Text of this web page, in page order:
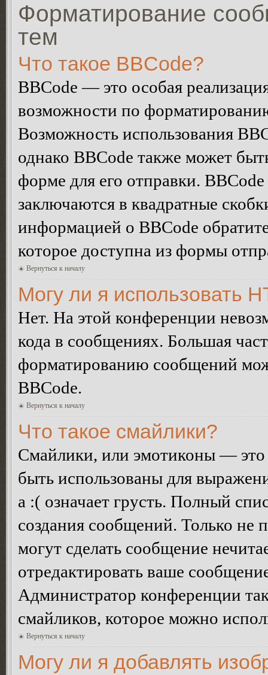
Форматирование
тем
Что такое BBCode?
BBCode — это особая
возможности по
Возможность использования
однако BBCode также может
форме для его отправки.
заключаются в квадратные
информацией о BBCode
которое доступна из формы
Вернуться к началу
Могу ли я использовать
Нет. На этой конференции
кода в сообщениях. Большая
форматированию сообщений
BBCode.
Вернуться к началу
Что такое смайлики?
Смайлики, или эмотиконы — это
быть использованы для
а :( означает грусть. Полный
создания сообщений. Только не
могут сделать сообщение
отредактировать ваше
Администратор конференции
смайликов, которое можно
Вернуться к началу
Могу ли я добавлять